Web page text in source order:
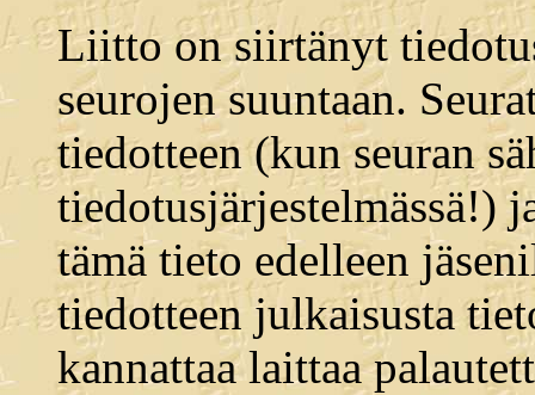
Liitto on siirtänyt
seurojen suuntaan.
tiedotteen (kun seuran
tiedotusjärjestelmässä!)
tämä tieto edelleen
tiedotteen julkaisusta
kannattaa laittaa